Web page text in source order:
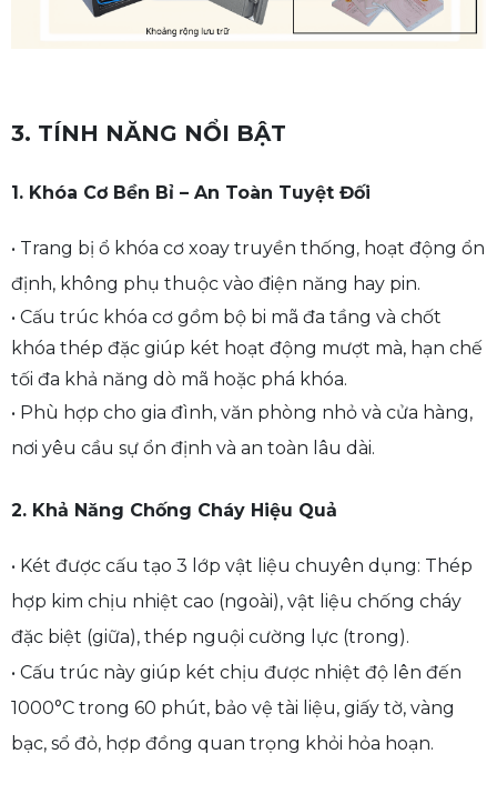
3. TÍNH NĂNG NỔI BẬT
1. Khóa Cơ Bền Bỉ – An Toàn Tuyệt Đối
• Trang bị ổ khóa cơ xoay truyền thống, hoạt động ổn
định, không phụ thuộc vào điện năng hay pin.
• Cấu trúc khóa cơ gồm bộ bi mã đa tầng và chốt
khóa thép đặc giúp két hoạt động mượt mà, hạn chế
tối đa khả năng dò mã hoặc phá khóa.
• Phù hợp cho gia đình, văn phòng nhỏ và cửa hàng,
nơi yêu cầu sự ổn định và an toàn lâu dài.
2. Khả Năng Chống Cháy Hiệu Quả
• Két được cấu tạo 3 lớp vật liệu chuyên dụng: Thép
hợp kim chịu nhiệt cao (ngoài), vật liệu chống cháy
đặc biệt (giữa), thép nguội cường lực (trong).
• Cấu trúc này giúp két chịu được nhiệt độ lên đến
1000°C trong 60 phút, bảo vệ tài liệu, giấy tờ, vàng
bạc, sổ đỏ, hợp đồng quan trọng khỏi hỏa hoạn.